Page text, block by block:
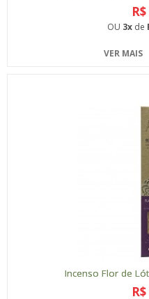
OU 3xde
VER MAIS
Incenso Flor de